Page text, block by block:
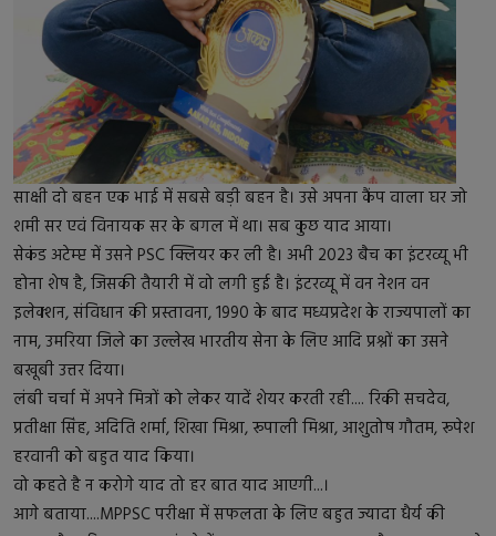
साक्षी दो बहन एक भाई में सबसे बड़ी बहन है। उसे अपना कैंप वाला घर जो
शमी सर एवं विनायक सर के बगल में था। सब कुछ याद आया।
सेकंड अटेम्प्ट में उसने PSC क्लियर कर ली है। अभी 2023 बैच का इंटरव्यू भी
होना शेष है, जिसकी तैयारी में वो लगी हुई है। इंटरव्यू में वन नेशन वन
इलेक्शन, संविधान की प्रस्तावना, 1990 के बाद मध्यप्रदेश के राज्यपालों का
नाम, उमरिया जिले का उल्लेख भारतीय सेना के लिए आदि प्रश्नों का उसने
बखूबी उत्तर दिया।
लंबी चर्चा में अपने मित्रों को लेकर यादें शेयर करती रही.... रिकी सचदेव,
प्रतीक्षा सिंह, अदिति शर्मा, शिखा मिश्रा, रूपाली मिश्रा, आशुतोष गौतम, रूपेश
हरवानी को बहुत याद किया।
वो कहते है न करोगे याद तो हर बात याद आएगी...।
आगे बताया....MPPSC परीक्षा में सफलता के लिए बहुत ज्यादा धैर्य की